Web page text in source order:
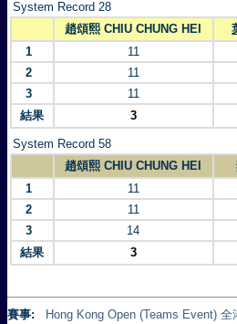
System Record 28
趙頌熙 CHIU CHUNG HEI
1
11
2
11
3
11
結果
3
System Record 58
趙頌熙 CHIU CHUNG HEI
1
11
2
11
3
14
結果
3
賽事:
Hong Kong Open (Teams Event)